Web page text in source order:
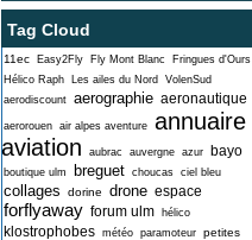
Tag Cloud
11ec Easy2Fly Fly Mont Blanc
Fringues d'Ours
Hélico Raph
Les ailes du Nord
VolenSud
aerodiscount aerographie aeronautique
aerorouen air alpes aventure annuaire
aviation
aubrac auvergne azur bayo
boutique ulm breguet choucas ciel bleu
collages dorine drone espace
forflyaway forum ulm hélico
klostrophobes météo paramoteur petites